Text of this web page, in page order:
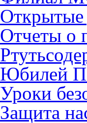
Отчеты о
Юбилей
Уроки
Защита